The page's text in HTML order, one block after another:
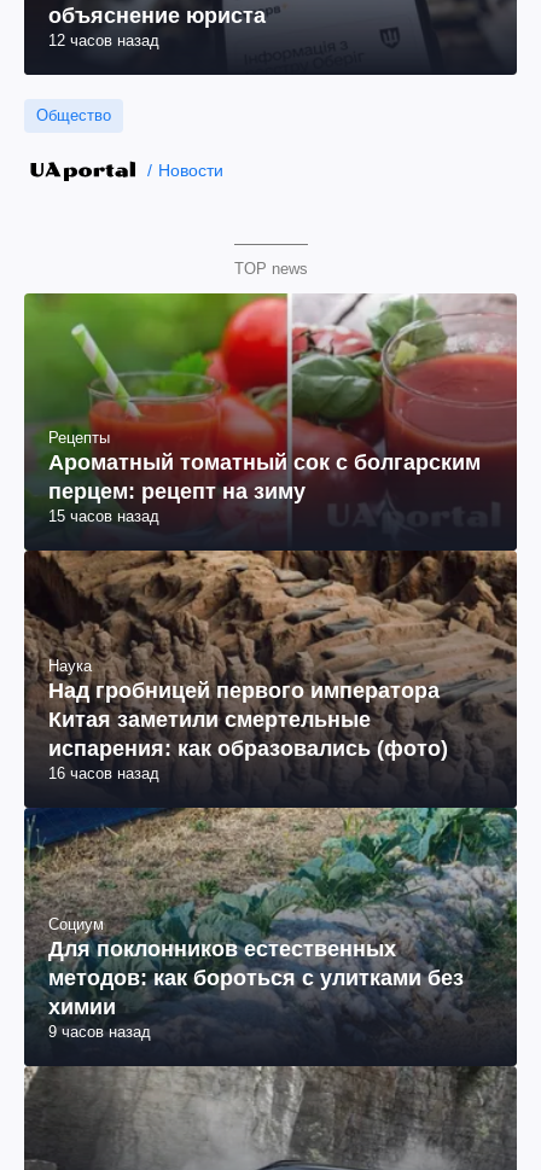
объяснение юриста
12 часов назад
Общество
Новости
TOP news
Рецепты
Ароматный томатный сок с болгарским
перцем: рецепт на зиму
15 часов назад
Наука
Над гробницей первого императора
Китая заметили смертельные
испарения: как образовались (фото)
16 часов назад
Социум
Для поклонников естественных
методов: как бороться с улитками без
химии
9 часов назад